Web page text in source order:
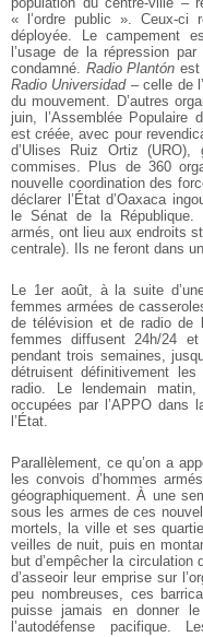
« l’ordre public ». Ceux-ci
déployée. Le campement
l’usage de la répression
condamné. Radio Plantón est
Radio Universidad– celle de
du mouvement. D’autres
juin, l’Assemblée Populaire
est créée, avec pour
d’Ulises Ruiz Ortiz (URO),
commises. Plus de 360
nouvelle coordination des
déclarer l’État d’Oaxaca
le Sénat de la
armés, ont lieu aux endroits
centrale). Ils ne feront dans
Le 1er août, à la suite
femmes armées de
de télévision etde radio de
femmes diffusent 24h/24 et
pendant trois semaines,
détruisent définitivement les
radio. Le lendemain
occupées par l’APPO dans
l’État.
Parallèlement, ce qu’on a
les convois d’hommes
géographiquement. À une
sous les armes de ces
mortels, la ville et ses
veilles de nuit, puis en
but d’empêcher la circulation
d’asseoir leur emprise sur
peu nombreuses, ces
puisse jamais en donner le
l’autodéfense pacifique.